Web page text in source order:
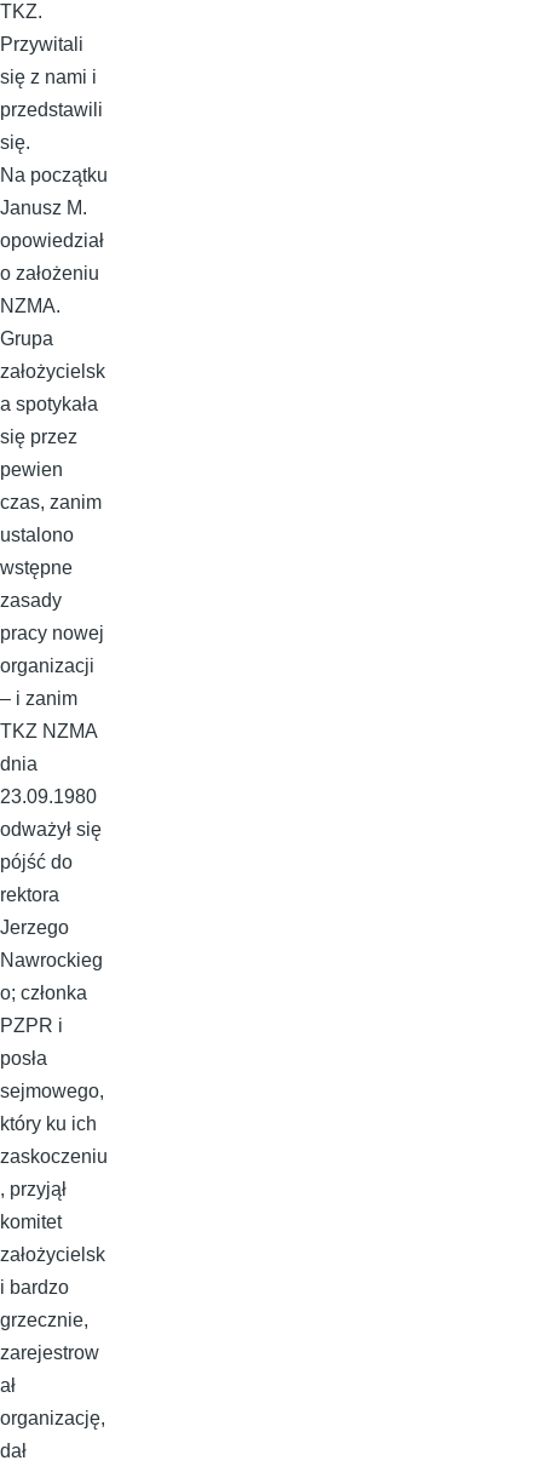
TKZ.
Przywitali
się z nami i
przedstawili
się.
Na początku
Janusz M.
opowiedział
o założeniu
NZMA.
Grupa
założycielsk
a spotykała
się przez
pewien
czas, zanim
ustalono
wstępne
zasady
pracy nowej
organizacji
– i zanim
TKZ NZMA
dnia
23.09.1980
odważył się
pójść do
rektora
Jerzego
Nawrockieg
o; członka
PZPR i
posła
sejmowego,
który ku ich
zaskoczeniu
, przyjął
komitet
założycielsk
i bardzo
grzecznie,
zarejestrow
ał
organizację,
dał